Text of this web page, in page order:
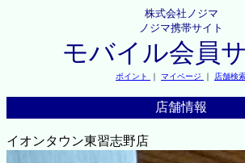
株式会社ノジマ
ノジマ携帯サイト
モバイル会員
ポイント ｜ マイページ ｜ 店舗検
店舗情報
イオンタウン東習志野店